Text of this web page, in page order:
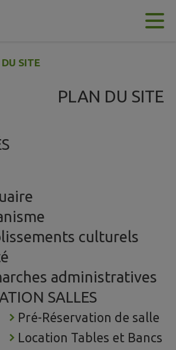
SITE
PLAN DU SITE
culturels
administratives
SALLES
Pré-Réservation de salle
Location Tables et Bancs